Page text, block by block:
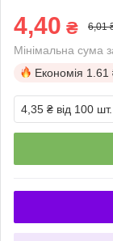
4,40 ₴ 6,01
Мінімальна сума
Економія 1.61
4,35 ₴ від 100 шт.